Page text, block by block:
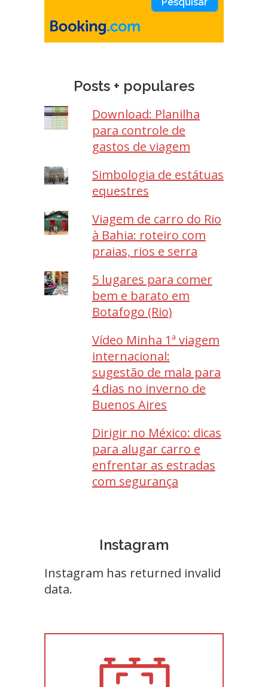
Posts + populares
Download: Planilha
para controle de
gastos de viagem
Simbologia de estátuas
equestres
Viagem de carro do Rio
à Bahia: roteiro com
praias, rios e serra
5 lugares para comer
bem e barato em
Botafogo (Rio)
Vídeo Minha 1ª viagem
internacional:
sugestão de mala para
4 dias no inverno de
Buenos Aires
Dirigir no México: dicas
para alugar carro e
enfrentar as estradas
com segurança
Instagram
Instagram has returned invalid
data.